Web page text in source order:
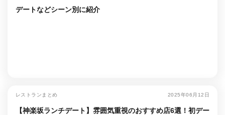
デートなどシーン別に紹介
レストランまとめ 2025年06月12日
【神楽坂ランチデート】雰囲気重視のおすすめ店6選！初デー